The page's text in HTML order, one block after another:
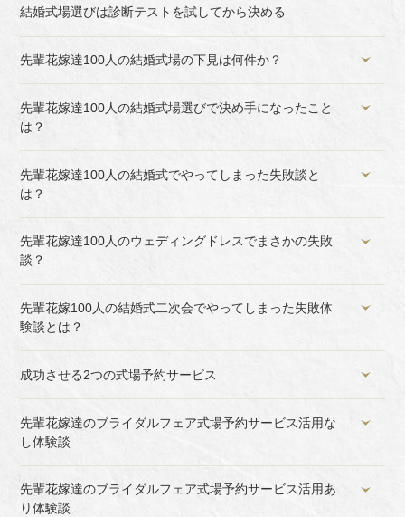
結婚式場選びは診断テストを試してから決める
先輩花嫁達100人の結婚式場の下見は何件か？
先輩花嫁達100人の結婚式場選びで決め手になったこと
は？
先輩花嫁達100人の結婚式でやってしまった失敗談と
は？
先輩花嫁達100人のウェディングドレスでまさかの失敗
談？
先輩花嫁100人の結婚式二次会でやってしまった失敗体
験談とは？
成功させる2つの式場予約サービス
先輩花嫁達のブライダルフェア式場予約サービス活用な
し体験談
先輩花嫁達のブライダルフェア式場予約サービス活用あ
り体験談